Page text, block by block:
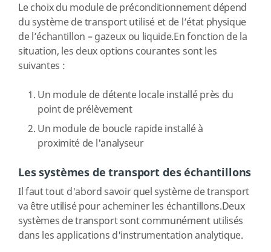
Le choix du module de préconditionnement dépend
du système de transport utilisé et de l’état physique
de l’échantillon – gazeux ou liquide.En fonction de la
situation, les deux options courantes sont les
suivantes :
Un module de détente locale installé près du
point de prélèvement
Un module de boucle rapide installé à
proximité de l'analyseur
Les systèmes de transport des échantillons
Il faut tout d'abord savoir quel système de transport
va être utilisé pour acheminer les échantillons.Deux
systèmes de transport sont communément utilisés
dans les applications d'instrumentation analytique.